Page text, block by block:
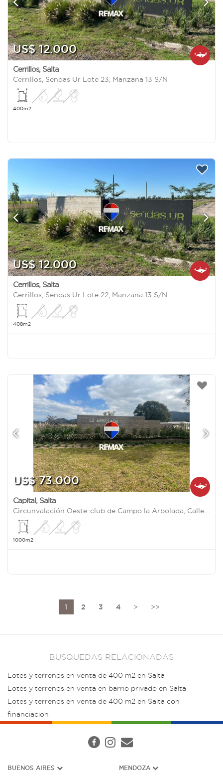
US$ 12.000
Cerrillos, Salta
Cerrillos, Sendas Ur Lote 23, Manzana 13 S/N
400m2
US$ 12.000
Cerrillos, Salta
Cerrillos, Sendas Ur Lote 22, Manzana 13 S/N
408m2
US$ 73.000
Capital, Salta
1000m2
1 2 3 4 > >>
BUSQUEDAS RELACIONADAS
Lotes y terrenos en venta de 400 m2 en Salta
Lotes y terrenos en venta en barrio privado en Salta
Lotes y terrenos en venta de 400 m2 en Salta con
financiacion
BUENOS AIRES MENDOZA